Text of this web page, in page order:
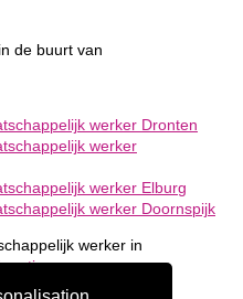
de buurt van
werker Dronten
werker
werker Elburg
werker Doornspijk
werker in
gratis aan